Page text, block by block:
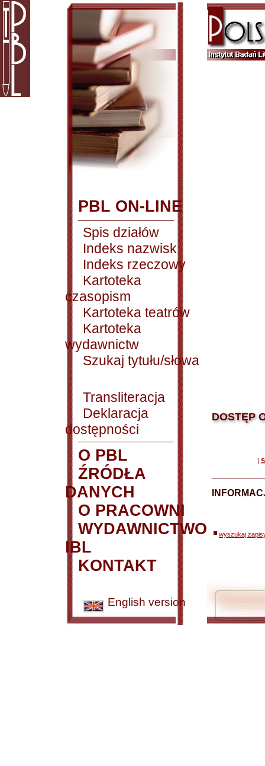
PBL ON-LINE
Spis działów
Indeks nazwisk
Indeks rzeczowy
Kartoteka
czasopism
Kartoteka teatrów
Kartoteka
wydawnictw
Szukaj tytułu/słowa
Transliteracja
Deklaracja
dostępności
O PBL
ŹRÓDŁA
DANYCH
O PRACOWNI
WYDAWNICTWO
IBL
KONTAKT
English version
DOSTĘP
|
wyszukaj